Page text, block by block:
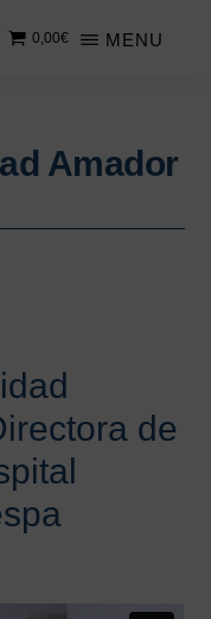
MENU
0,00€
Amador
de